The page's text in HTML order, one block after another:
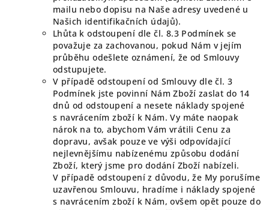
mailu nebo dopisu na Naše adresy uvedené u
Našich identifikačních údajů).
Lhůta k odstoupení dle čl. 8.3 Podmínek se
považuje za zachovanou, pokud Nám v jejím
průběhu odešlete oznámení, že od Smlouvy
odstupujete.
V případě odstoupení od Smlouvy dle čl. 3
Podmínek jste povinní Nám Zboží zaslat do 14
dnů od odstoupení a nesete náklady spojené
s navrácením zboží k Nám. Vy máte naopak
nárok na to, abychom Vám vrátili Cenu za
dopravu, avšak pouze ve výši odpovídající
nejlevnějšímu nabízenému způsobu dodání
Zboží, který jsme pro dodání Zboží nabízeli.
V případě odstoupení z důvodu, že My porušíme
uzavřenou Smlouvu, hradíme i náklady spojené
s navrácením zboží k Nám, ovšem opět pouze do